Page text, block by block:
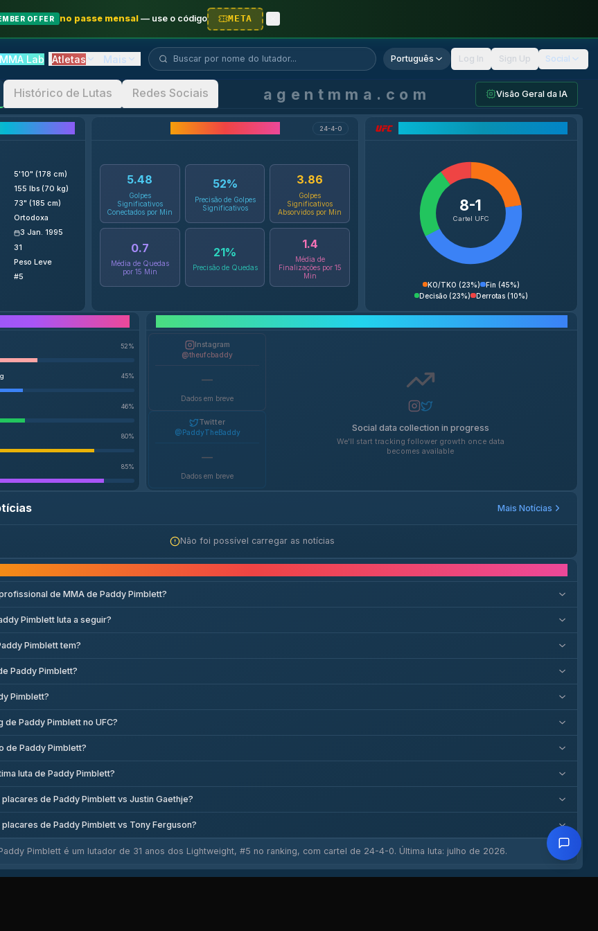
OFFER no passe mensal— use o código META
MMA Lab Atletas Mais Buscar lutador... Português Log In Sign Up Social
Histórico de Lutas Redes Sociais agentmma.com Visão Geral da IA
5'10" (178 cm)
155 lbs (70 kg)
73" (185 cm)
Ortodoxa
3 Jan. 1995
31
Peso Leve
#5
24-4-0
5.48
Golpes
Significativos
Conectados por Min
52%
Precisão de Golpes
Significativos
3.86
Golpes
Significativos
Absorvidos por Min
0.7
Média de Quedas
por 15 Min
21%
Precisão de Quedas
1.4
Média de
Finalizações por 15
Min
8-1
Cartel UFC
KO/TKO (23%) Fin (45%)
Decisão (23%) Derrotas(10%)
52%
45%
46%
80%
85%
Instagram
@theufcbaddy
—
Dados em breve
Twitter
@PaddyTheBaddy
—
Dados em breve
Social data collection in progress
We'll start tracking follower growth once data
becomes available
Mais Notícias
Não foi possível carregar as notícias
de MMA de Paddy Pimblett?
Pimblett luta a seguir?
Pimblett tem?
Paddy Pimblett?
Pimblett?
de Paddy Pimblett no UFC?
de Paddy Pimblett?
luta de Paddy Pimblett?
de Paddy Pimblett vs Justin Gaethje?
de Paddy Pimblett vs Tony Ferguson?
Pimblett é um lutador de 31 anos dos Lightweight, #5 no ranking, com cartel de 24-4-0. Última luta: julho de 2026.